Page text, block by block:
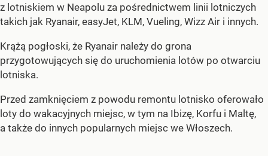
z lotniskiem w Neapolu za pośrednictwem linii lotniczych
takich jak Ryanair, easyJet, KLM, Vueling, Wizz Air i innych.
Krążą pogłoski, że Ryanair należy do grona
przygotowujących się do uruchomienia lotów po otwarciu
lotniska.
Przed zamknięciem z powodu remontu lotnisko oferowało
loty do wakacyjnych miejsc, w tym na Ibizę, Korfu i Maltę,
a także do innych popularnych miejsc we Włoszech.